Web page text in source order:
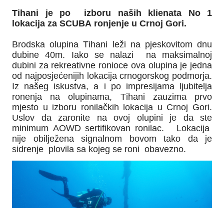
Tihani je po izboru naših klienata No 1
lokacija za SCUBA ronjenje u Crnoj Gori.
Brodska olupina Tihani leži na pjeskovitom dnu
dubine 40m. Iako se nalazi na maksimalnoj
dubini za rekreativne ronioce ova olupina je jedna
od najposjećenijih lokacija crnogorskog podmorja.
Iz našeg iskustva, a i po impresijama ljubitelja
ronenja na olupinama, Tihani zauzima prvo
mjesto u izboru ronilačkih lokacija u Crnoj Gori.
Uslov da zaronite na ovoj olupini je da ste
minimum AOWD sertifikovan ronilac. Lokacija
nije obilježena signalnom bovom tako da je
sidrenje plovila sa kojeg se roni obavezno.